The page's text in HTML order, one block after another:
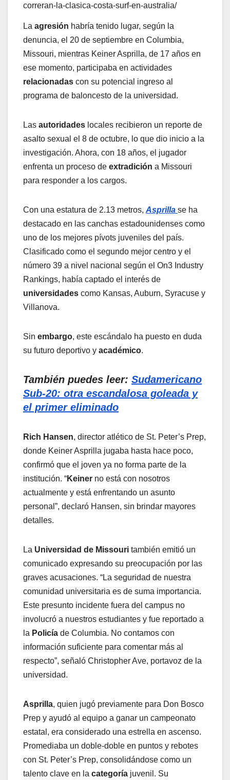
correran-la-clasica-costa-surf-en-australia/
La agresión habría tenido lugar, según la
denuncia, el 20 de septiembre en Columbia,
Missouri, mientras Keiner Asprilla, de 17 años en
ese momento, participaba en actividades
relacionadas con su potencial ingreso al
programa de baloncesto de la universidad.
Las autoridades locales recibieron un reporte de
asalto sexual el 8 de octubre, lo que dio inicio a la
investigación. Ahora, con 18 años, el jugador
enfrenta un proceso de extradición a Missouri
para responder a los cargos.
Con una estatura de 2.13 metros, Asprilla se ha
destacado en las canchas estadounidenses como
uno de los mejores pívots juveniles del país.
Clasificado como el segundo mejor centro y el
número 39 a nivel nacional según el On3 Industry
Rankings, había captado el interés de
universidades como Kansas, Auburn, Syracuse y
Villanova.
Sin embargo, este escándalo ha puesto en duda
su futuro deportivo y académico.
También puedes leer: Sudamericano
Sub-20: otra escandalosa goleada y
el primer eliminado
Rich Hansen, director atlético de St. Peter’s Prep,
donde Keiner Asprilla jugaba hasta hace poco,
confirmó que el joven ya no forma parte de la
institución. “Keiner no está con nosotros
actualmente y está enfrentando un asunto
personal”, declaró Hansen, sin brindar mayores
detalles.
La Universidad de Missouri también emitió un
comunicado expresando su preocupación por las
graves acusaciones. “La seguridad de nuestra
comunidad universitaria es de suma importancia.
Este presunto incidente fuera del campus no
involucró a nuestros estudiantes y fue reportado a
la Policía de Columbia. No contamos con
información suficiente para comentar más al
respecto”, señaló Christopher Ave, portavoz de la
universidad.
Asprilla, quien jugó previamente para Don Bosco
Prep y ayudó al equipo a ganar un campeonato
estatal, era considerado una estrella en ascenso.
Promediaba un doble-doble en puntos y rebotes
con St. Peter’s Prep, consolidándose como un
talento clave en la categoría juvenil. Su